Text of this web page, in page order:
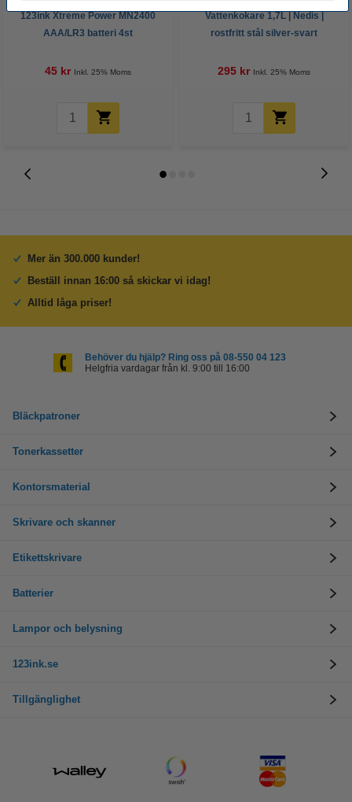
123ink Xtreme Power MN2400
AAA/LR3 batteri 4st
45 kr Inkl. 25% Moms
Vattenkokare 1,7L | Nedis |
rostfritt stål silver-svart
295 kr Inkl. 25% Moms
Mer än 300.000 kunder!
Beställ innan 16:00 så skickar vi idag!
Alltid låga priser!
Behöver du hjälp? Ring oss på 08-550 04 123
Helgfria vardagar från kl. 9:00 till 16:00
Bläckpatroner
Tonerkassetter
Kontorsmaterial
Skrivare och skanner
Etikettskrivare
Batterier
Lampor och belysning
123ink.se
Tillgänglighet